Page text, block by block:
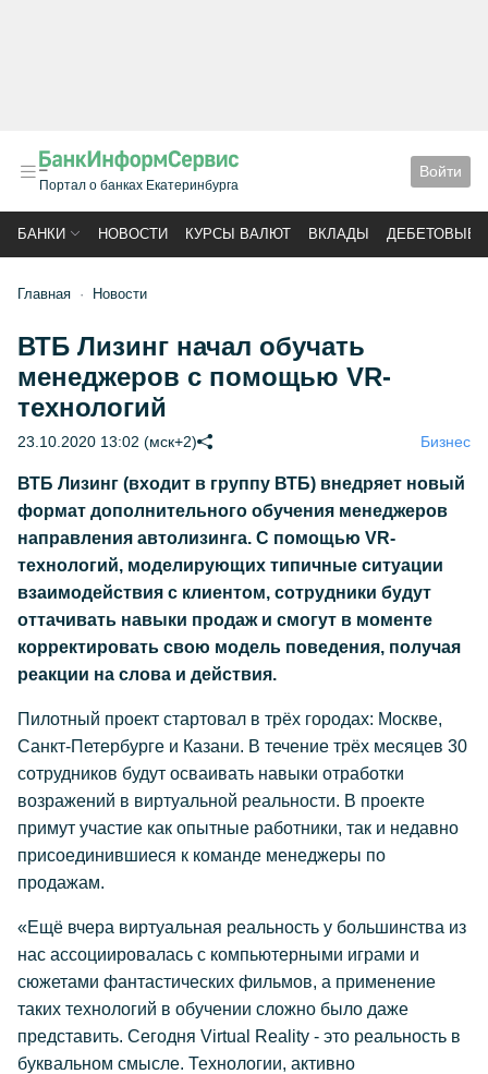
Портал о банках Екатеринбурга
Войти
БАНКИ НОВОСТИ КУРСЫ ВАЛЮТ ВКЛАДЫ ДЕБЕТОВЫЕ
Главная Новости
ВТБ Лизинг начал обучать
менеджеров с помощью VR-
технологий
23.10.2020 13:02 (мск+2) Бизнес
ВТБ Лизинг (входит в группу ВТБ) внедряет новый
формат дополнительного обучения менеджеров
направления автолизинга. С помощью VR-
технологий, моделирующих типичные ситуации
взаимодействия с клиентом, сотрудники будут
оттачивать навыки продаж и смогут в моменте
корректировать свою модель поведения, получая
реакции на слова и действия.
Пилотный проект стартовал в трёх городах: Москве,
Санкт-Петербурге и Казани. В течение трёх месяцев 30
сотрудников будут осваивать навыки отработки
возражений в виртуальной реальности. В проекте
примут участие как опытные работники, так и недавно
присоединившиеся к команде менеджеры по
продажам.
«Ещё вчера виртуальная реальность у большинства из
нас ассоциировалась с компьютерными играми и
сюжетами фантастических фильмов, а применение
таких технологий в обучении сложно было даже
представить. Сегодня Virtual Reality - это реальность в
буквальном смысле. Технологии, активно